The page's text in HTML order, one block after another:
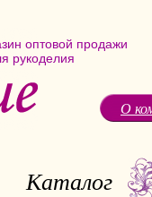
оптовой продажи
рукоделия
О
Каталог